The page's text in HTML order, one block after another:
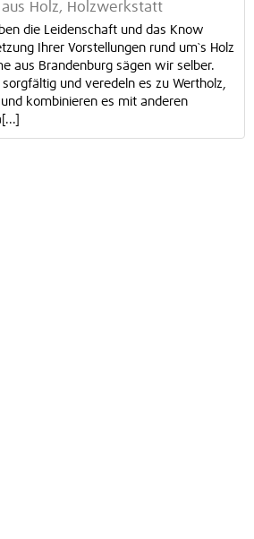
Holz, Holzwerkstatt
die Leidenschaft und das Know
Ihrer Vorstellungen rund um`s Holz
aus Brandenburg sägen wir selber.
und veredeln es zu Wertholz,
kombinieren es mit anderen